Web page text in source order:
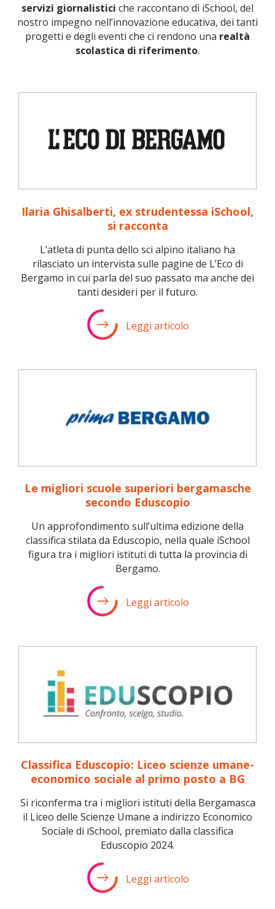
NOVITÀ
servizi giornalistici che raccontano di iSchool, del
nostro impegno nell’innovazione educativa, dei tanti
progetti e degli eventi che ci rendono una realtà
scolastica di riferimento.
Ilaria Ghisalberti, ex strudentessa iSchool,
si racconta
L’atleta di punta dello sci alpino italiano ha
rilasciato un intervista sulle pagine de L’Eco di
Bergamo in cui parla del suo passato ma anche dei
tanti desideri per il futuro.
Leggi articolo
Le migliori scuole superiori bergamasche
secondo Eduscopio
Un approfondimento sull’ultima edizione della
classifica stilata da Eduscopio, nella quale iSchool
figura tra i migliori istituti di tutta la provincia di
Bergamo.
Leggi articolo
Classifica Eduscopio: Liceo scienze umane-
economico sociale al primo posto a BG
Si riconferma tra i migliori istituti della Bergamasca
il Liceo delle Scienze Umane a indirizzo Economico
Sociale di iSchool, premiato dalla classifica
Eduscopio 2024.
Leggi articolo